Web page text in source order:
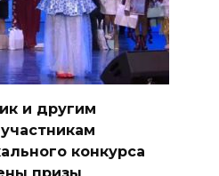
и другим
конкурса